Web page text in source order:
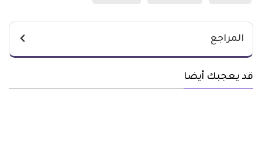
المراجع
قد يعجبك أيضا